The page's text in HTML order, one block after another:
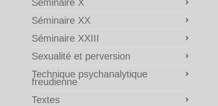
Séminaire X
Séminaire XX
Séminaire XXIII
Sexualité et perversion
Technique psychanalytique
freudienne
Textes